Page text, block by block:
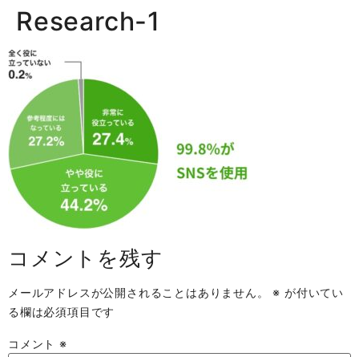
Research-1
コメントを残す
メールアドレスが公開されることはありません。 ※ が付いてい
る欄は必須項目です
コメント ※